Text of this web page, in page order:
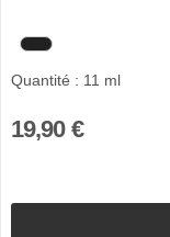
Quantité : 11 ml
19,90 €